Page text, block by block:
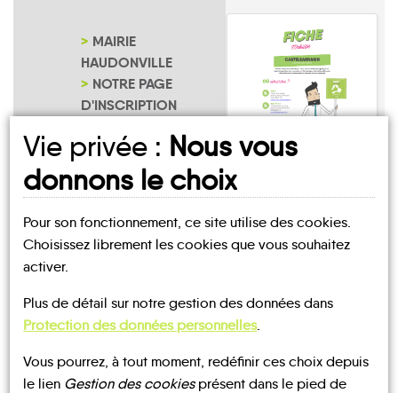
MAIRIE
HAUDONVILLE
NOTRE PAGE
D'INSCRIPTION
UN AVIS, UN TÉMOIGNAGE
À PARTAGER ?
Vie privée : Nous vous
donnons le choix
Pour son fonctionnement, ce site utilise des cookies.
Choisissez librement les cookies que vous souhaitez
activer.
Plus de détail sur notre gestion des données dans
Protection des données personnelles.
Vous pourrez, à tout moment, redéfinir ces choix depuis
le lien Gestion des cookiesprésent dans le pied de